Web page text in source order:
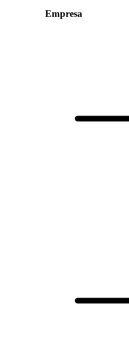
Empresa